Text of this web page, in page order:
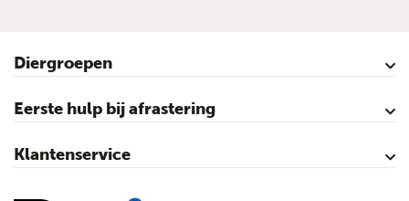
Diergroepen
Rund
Schaap
Paard
Geit
Pluimvee
Varken
Huisdieren
Reigers
Wolfafweer
Wild / Wildafweer
Eerste hulp bij afrastering
Horizont Animatie-video’s
Horizont Productvideo’s
Horizont afrastering voor dieren
Afraster advies voor rundvee
Afraster advies voor paarden
Afraster advies voor schapen
Afraster advies tegen wolven
Afraster advies schutting/voliére
Afraster advies voor honden
Afraster advies voor katten
Afraster advies voor vijvers
Afraster advies tegen duiven
Agro Aktueel
Klantenservice
Contact
Mijn account
Veilig winkelen
Algemene voorwaarden
Privacy- en cookieverklaring
Disclaimer
Sitemap